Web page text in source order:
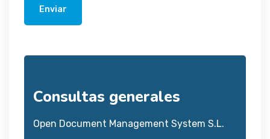
Enviar
Consultas generales
Open Document Management System S.L.